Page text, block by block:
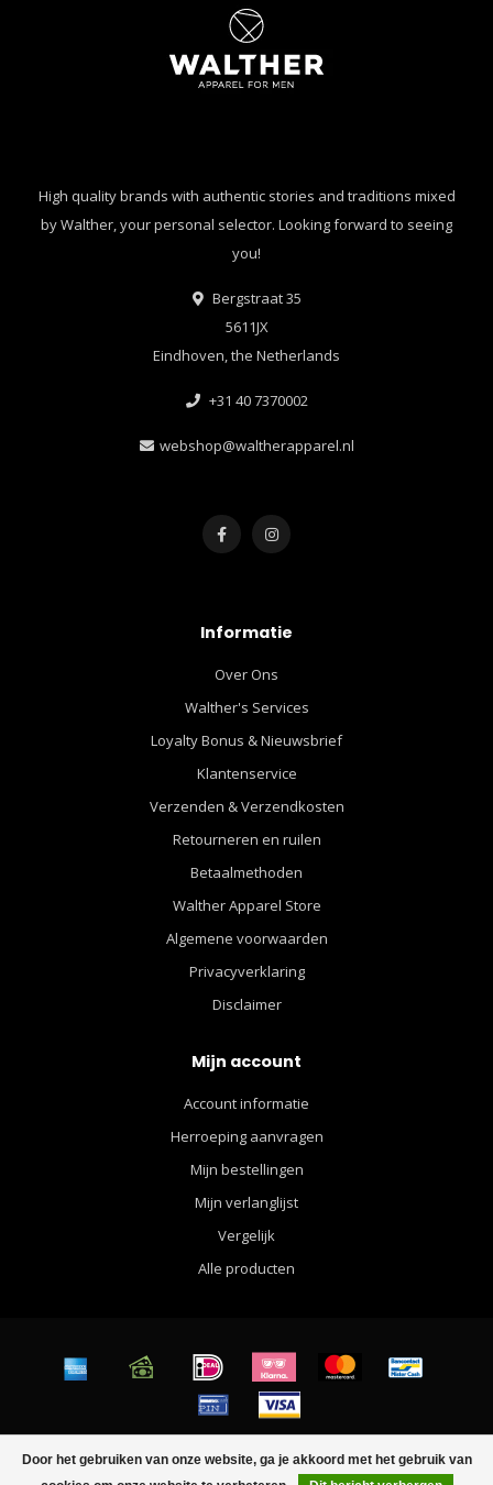
Door het gebruiken van onze website, ga je akkoord met het gebruik van
High quality brands with authentic stories and traditions mixed
by Walther, your personal selector. Looking forward to seeing
you!
Bergstraat 35
5611JX
Eindhoven, the Netherlands
+31 40 7370002
webshop@waltherapparel.nl
Informatie
Over Ons
Walther's Services
Loyalty Bonus & Nieuwsbrief
Klantenservice
Verzenden & Verzendkosten
Retourneren en ruilen
Betaalmethoden
Walther Apparel Store
Algemene voorwaarden
Privacyverklaring
Disclaimer
Mijn account
Account informatie
Herroeping aanvragen
Mijn bestellingen
Mijn verlanglijst
Vergelijk
Alle producten
© Copyright 2026 Walther Apparel for Men - Powered byLightspeed-